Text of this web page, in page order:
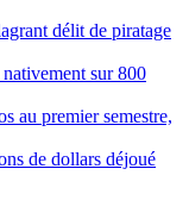
délit de piratage
sur 800
au premier semestre,
de dollars déjoué